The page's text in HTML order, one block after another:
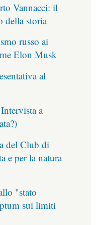
Vannacci: il
della storia
russo ai
Elon Musk
al
a
del Club di
e per la natura
"stato
sui limiti